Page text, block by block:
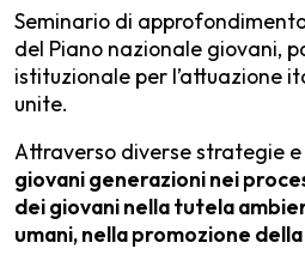
Seminario di
del Piano nazionale giovani,
istituzionale per l’attuazione
unite.
Attraverso diverse strategie
giovani generazioni nei
dei giovani nella tutela
umani, nella promozione